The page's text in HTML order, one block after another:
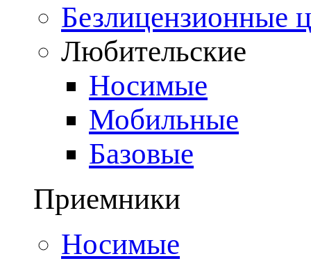
Безлицензионные
Любительские
Носимые
Мобильные
Базовые
Приемники
Носимые